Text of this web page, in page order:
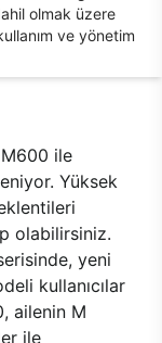
olmak üzere
ve yönetim
ile
Yüksek
olabilirsiniz.
yeni
kullanıcılar
ailenin M
ile